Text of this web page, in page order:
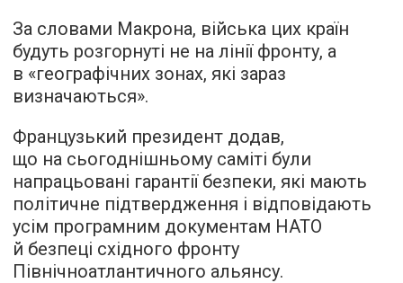
За словами Макрона, війська цих країн
будуть розгорнуті не на лінії фронту, а
в «географічних зонах, які зараз
визначаються».
Французький президент додав,
що на сьогоднішньому саміті були
напрацьовані гарантії безпеки, які мають
політичне підтвердження і відповідають
усім програмним документам НАТО
й безпеці східного фронту
Північноатлантичного альянсу.